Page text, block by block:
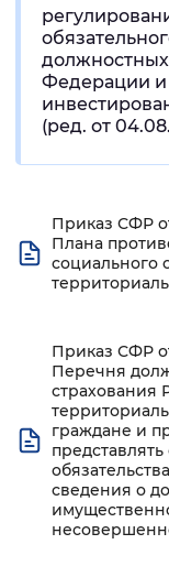
Федерации и
(ред. от
Приказ СФР
Плана
социального
Приказ СФР
Перечня
страхования
граждане и
сведения о